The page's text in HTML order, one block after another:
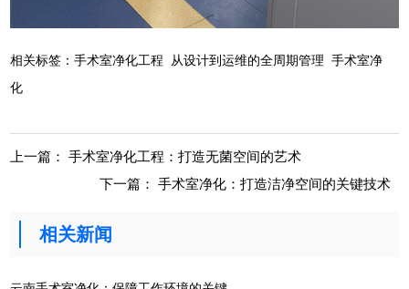
相关标签： 手术室净化工程 从设计到运维的全周期管理 手术室净
化
上一篇： 手术室净化工程：打造无菌空间的艺术
下一篇：手术室净化：打造洁净空间的关键技术
相关新闻